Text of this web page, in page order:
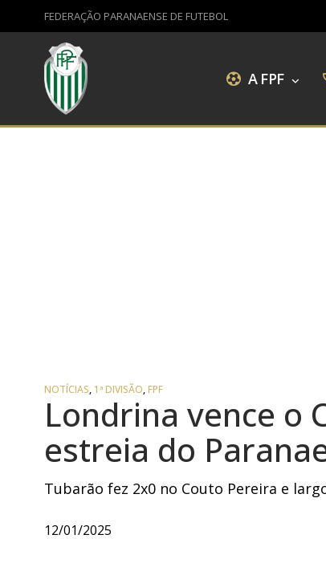
FEDERAÇÃO PARANAENSE DE FUTEBOL
A FPF
NOTÍCIAS, 1ª DIVISÃO,FPF
Londrina vence o
estreia do
Tubarão fez 2x0 no Couto Pereira e
12/01/2025